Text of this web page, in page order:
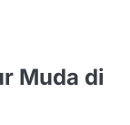
Muda di